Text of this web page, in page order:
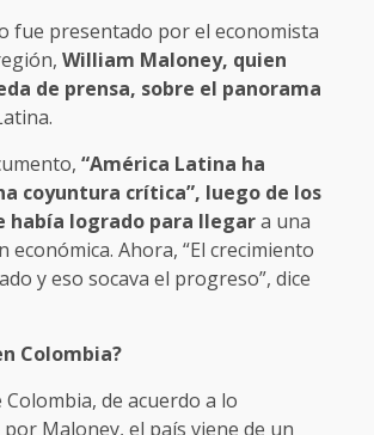
fue presentado por el economista
William Maloney, quien
de prensa, sobre el panorama
“América Latina ha
coyuntura crítica”, luego de los
había logrado para llegara una
económica. Ahora, “El crecimiento
y eso socava el progreso”, dice
Colombia?
Colombia, de acuerdo a lo
Maloney, el país viene de un